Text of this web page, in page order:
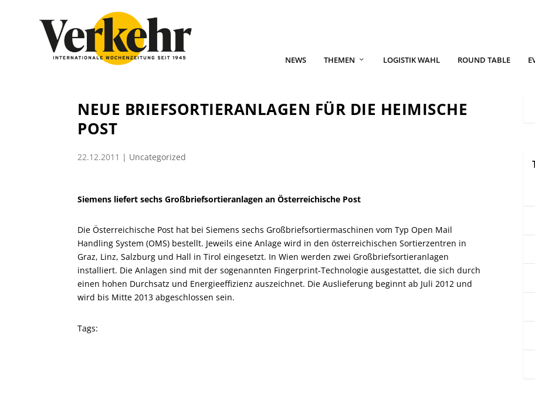
NEWS THEMEN LOGISTIK WAHL ROUND TABLE
NEUE BRIEFSORTIERANLAGEN FÜR DIE HEIMISCHE
POST
22.12.2011 | Uncategorized
Siemens liefert sechs Großbriefsortieranlagen an Österreichische Post
Die Österreichische Post hat bei Siemens sechs Großbriefsortiermaschinen vom Typ Open Mail
Handling System (OMS) bestellt. Jeweils eine Anlage wird in den ös­terreichischen Sortierzentren in
Graz, Linz, Salzburg und Hall in Tirol eingesetzt. In Wien werden zwei Großbriefsortieranlagen
installiert. Die Anlagen sind mit der sogenannten Fingerprint-Technologie ausgestattet, die sich durch
einen hohen Durchsatz und Energieeffizienz auszeichnet. Die Auslieferung beginnt ab Juli 2012 und
wird bis Mitte 2013 abgeschlossen sein.
Tags: